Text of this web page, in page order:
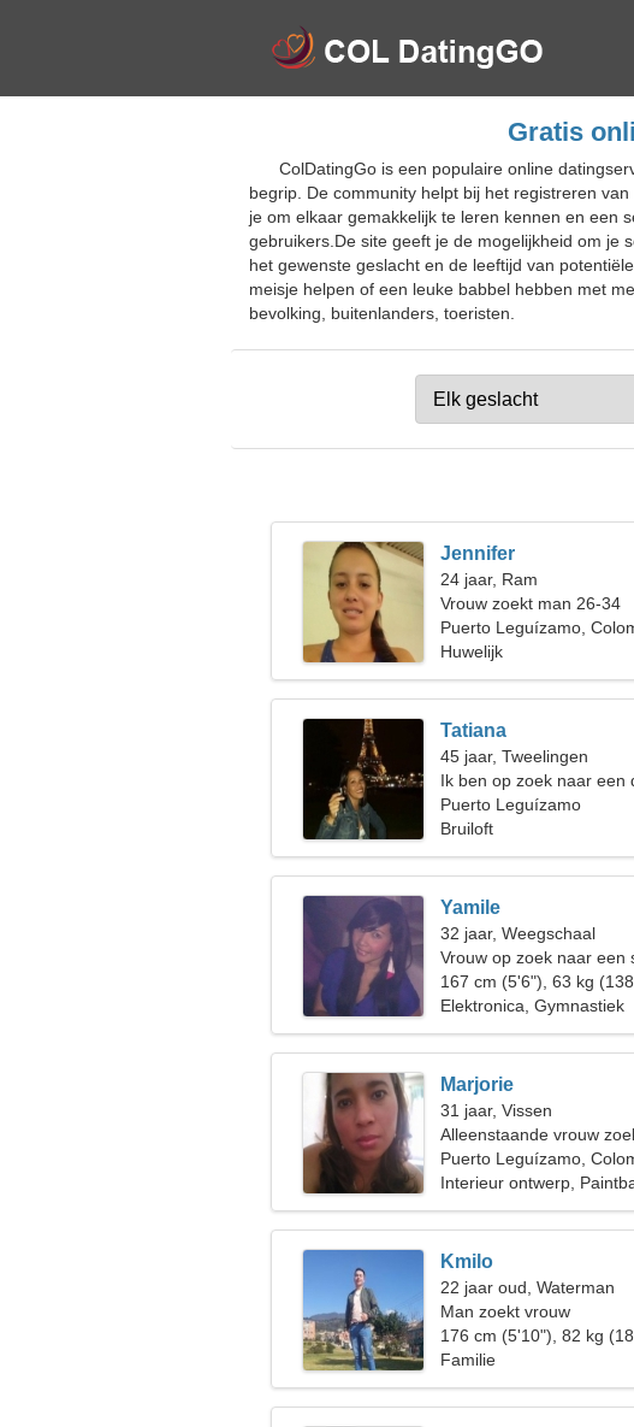
Gratis
ColDatingGo is een populaire online
begrip. De community helpt bij het registreren
je om elkaar gemakkelijk te leren kennen en een
gebruikers.De site geeft je de mogelijkheid om je
het gewenste geslacht en de leeftijd van
meisje helpen of een leuke babbel hebben met
bevolking, buitenlanders, toeristen.
Jennifer
24 jaar, Ram
Vrouw zoekt man 26-34
Puerto Leguízamo,
Huwelijk
Tatiana
45 jaar, Tweelingen
Ik ben op zoek naar een
Puerto Leguízamo
Bruiloft
Yamile
32 jaar, Weegschaal
Vrouw op zoek naar een
167 cm (5'6"), 63 kg
Elektronica, Gymnastiek
Marjorie
31 jaar, Vissen
Alleenstaande vrouw
Puerto Leguízamo,
Interieur ontwerp,
Kmilo
22 jaar oud, Waterman
Man zoekt vrouw
176 cm (5'10"), 82 kg
Familie